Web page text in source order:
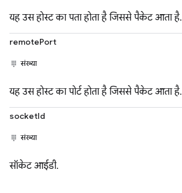
यह उस होस्ट का पता होता है जिससे पैकेट आता है.
remotePort
संख्या
यह उस होस्ट का पोर्ट होता है जिससे पैकेट आता है.
socketId
संख्या
सॉकेट आईडी.